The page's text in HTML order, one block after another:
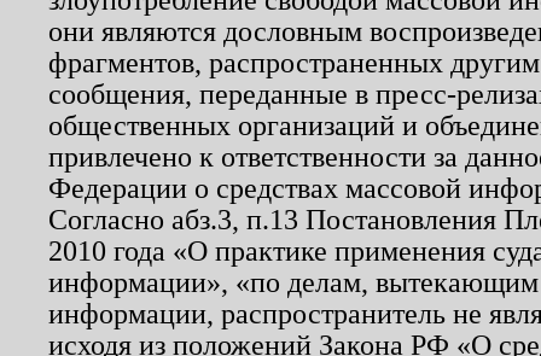
они являются дословным
фрагментов, распространенных
сообщения, переданные в пресс-
общественных организаций и
привлечено к ответственности за
Федерации о средствах массовой
Согласно абз.3, п.13 Постановления
2010 года «О практике применения
информации», «по делам, вытекающим
информации, распространитель не
исходя из положений Закона РФ «О